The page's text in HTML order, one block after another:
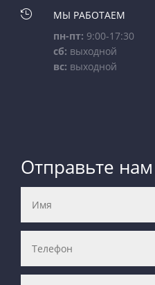

МЫ РАБОТАЕМ
пн-пт: 9:00-17:30
сб: выходной
вс: выходной
Отправьте